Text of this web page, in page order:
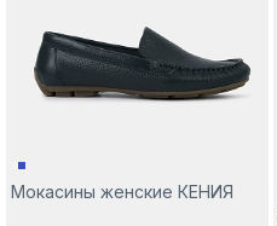
Мокасины женские КЕНИЯ